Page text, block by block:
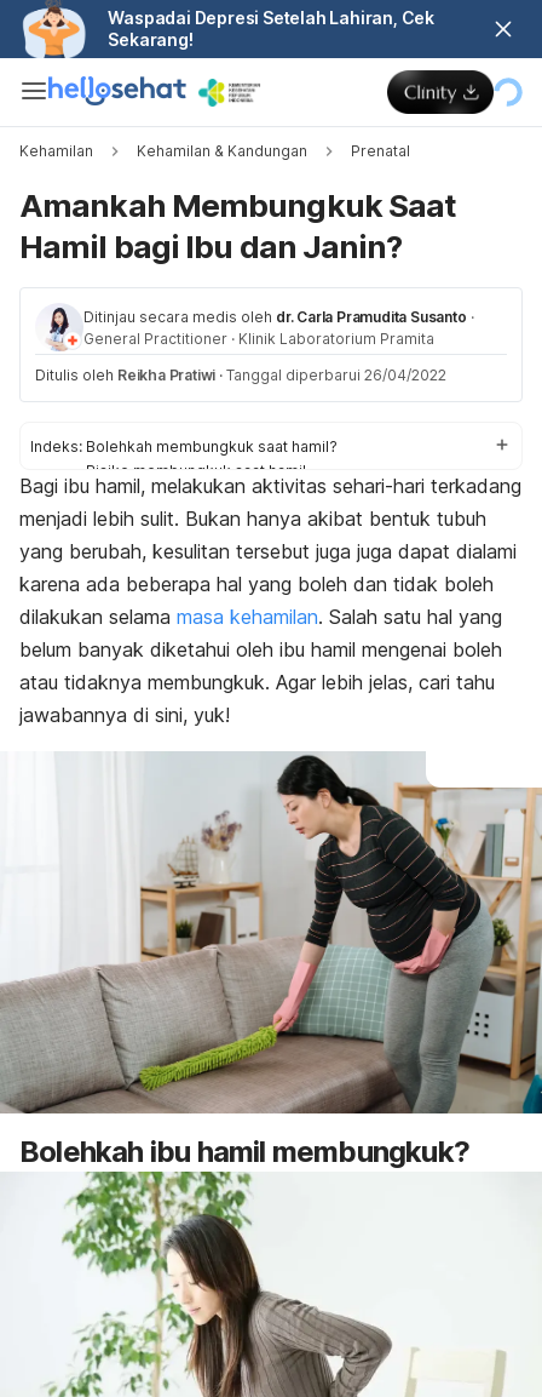
Waspadai Depresi Setelah Lahiran, Cek
Sekarang!
Kehamilan Kehamilan & Kandungan Prenatal
Amankah Membungkuk Saat
Hamil bagi Ibu dan Janin?
Ditinjau secara medis oleh dr. Carla Pramudita Susanto ·
General Practitioner · Klinik Laboratorium Pramita
Ditulis oleh Reikha Pratiwi · Tanggal diperbarui 26/04/2022
Indeks: Bolehkah membungkuk saat hamil?
Risiko membungkuk saat hamil
Cara aman membungkuk saat hamil
Bagi ibu hamil, melakukan aktivitas sehari-hari terkadang
menjadi lebih sulit. Bukan hanya akibat bentuk tubuh
yang berubah, kesulitan tersebut juga juga dapat dialami
karena ada beberapa hal yang boleh dan tidak boleh
dilakukan selama masa kehamilan. Salah satu hal yang
belum banyak diketahui oleh ibu hamil mengenai boleh
atau tidaknya membungkuk. Agar lebih jelas, cari tahu
jawabannya di sini, yuk!
Bolehkah ibu hamil membungkuk?